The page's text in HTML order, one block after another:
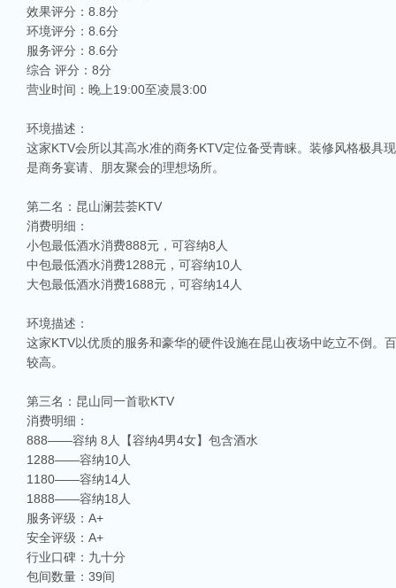
效果评分：8.8分
环境评分：8.6分
服务评分：8.6分
综合 评分：8分
营业时间：晚上19:00至凌晨3:00
环境描述：
这家KTV会所以其高水准的商务KTV定位备受青睐。装修风格极具
是商务宴请、朋友聚会的理想场所。
第二名：昆山澜芸荟KTV
消费明细：
小包最低酒水消费888元，可容纳8人
中包最低酒水消费1288元，可容纳10人
大包最低酒水消费1688元，可容纳14人
环境描述：
这家KTV以优质的服务和豪华的硬件设施在昆山夜场中屹立不倒。
较高。
第三名：昆山同一首歌KTV
消费明细：
888——容纳 8人【容纳4男4女】包含酒水
1288——容纳10人
1180——容纳14人
1888——容纳18人
服务评级：A+
安全评级：A+
行业口碑：九十分
包间数量：39间